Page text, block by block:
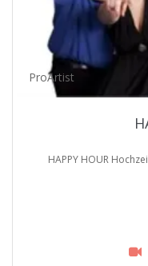
ProArtist
HAPPY HOUR